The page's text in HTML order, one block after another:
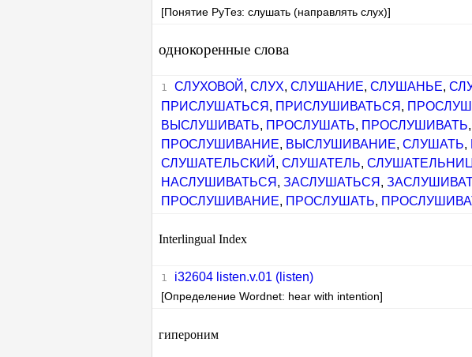
[Понятие РуТез: слушать (направлять слух)]
однокоренные слова
СЛУХОВОЙ , СЛУХ, СЛУШАНИЕ, СЛУШАНЬЕ,
ПРИСЛУШАТЬСЯ , ПРИСЛУШИВАТЬСЯ ,
ВЫСЛУШИВАТЬ, ПРОСЛУШАТЬ, ПРОСЛУШИВАТЬ
ПРОСЛУШИВАНИЕ, ВЫСЛУШИВАНИЕ,СЛУШАТЬ,
СЛУШАТЕЛЬСКИЙ ,СЛУШАТЕЛЬ,
НАСЛУШИВАТЬСЯ ,ЗАСЛУШАТЬСЯ ,
ПРОСЛУШИВАНИЕ, ПРОСЛУШАТЬ,
Interlingual Index
i32604 listen.v.01 (listen)
[Определение Wordnet: hear with intention]
гипероним